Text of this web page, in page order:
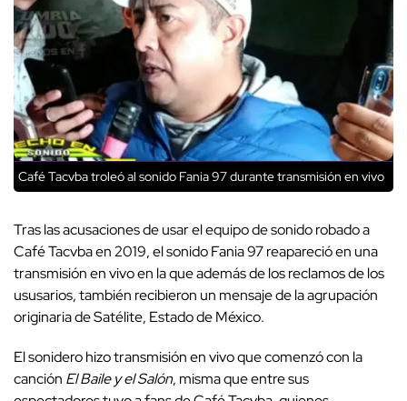
Café Tacvba troleó al sonido Fania 97 durante transmisión en vivo
Tras las acusaciones de usar el equipo de sonido robado a
Café Tacvba en 2019, el sonido Fania 97 reapareció en una
transmisión en vivo en la que además de los reclamos de los
ususarios, también recibieron un mensaje de la agrupación
originaria de Satélite, Estado de México.
El sonidero hizo transmisión en vivo que comenzó con la
canción El Baile y el Salón, misma que entre sus